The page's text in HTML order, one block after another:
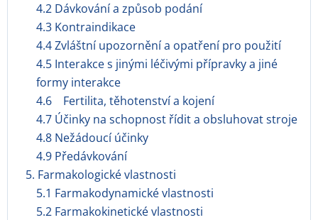
4.2 Dávkování a způsob podání
4.3 Kontraindikace
4.4 Zvláštní upozornění a opatření pro použití
4.5 Interakce s jinými léčivými přípravky a jiné
formy interakce
4.6 Fertilita, těhotenství a kojení
4.7 Účinky na schopnost řídit a obsluhovat stroje
4.8 Nežádoucí účinky
4.9 Předávkování
5. Farmakologické vlastnosti
5.1 Farmakodynamické vlastnosti
5.2 Farmakokinetické vlastnosti